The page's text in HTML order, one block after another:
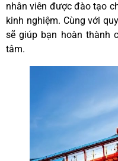
nhân viên được đào tạo
kinh nghiệm. Cùng với
sẽ giúp bạn hoàn thành
tâm.